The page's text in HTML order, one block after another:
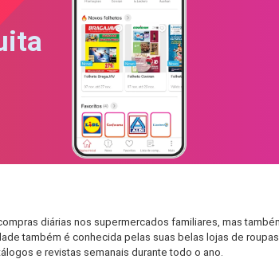
diárias nos supermercados familiares, mas
também é conhecida pelas suas belas lojas de
e revistas semanais durante todo o ano.